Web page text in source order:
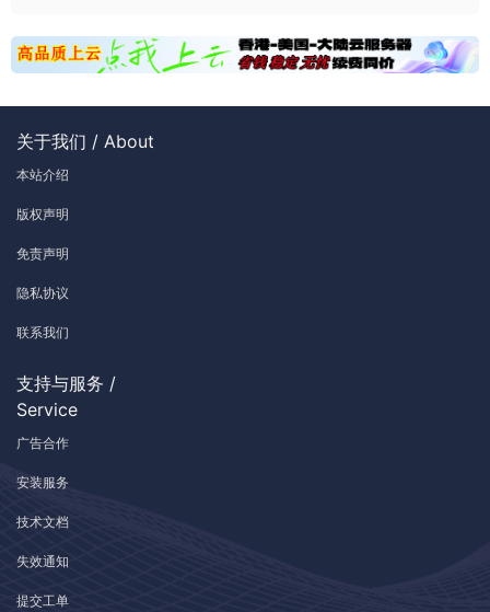
关于我们 / About
本站介绍
版权声明
免责声明
隐私协议
联系我们
支持与服务 /
Service
广告合作
安装服务
技术文档
失效通知
提交工单